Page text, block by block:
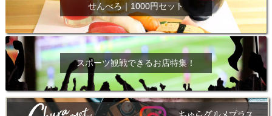
せんべろ｜1000円セット
スポーツ観戦できるお店特集！